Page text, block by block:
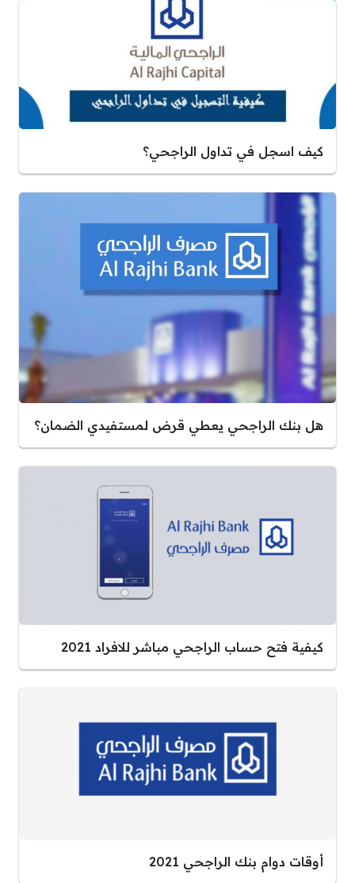
كيف اسجل في تداول الراجحي؟
هل بنك الراجحي يعطي قرض لمستفيدي الضمان؟
كيفية فتح حساب الراجحي مباشر للافراد 2021
أوقات دوام بنك الراجحي 2021